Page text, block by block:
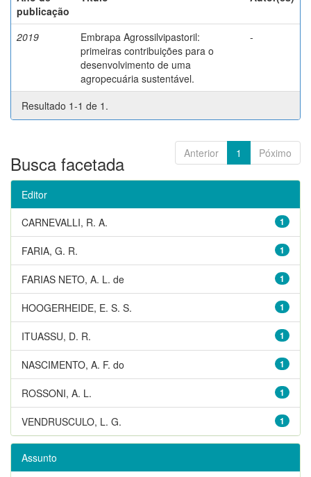
publicação
2019
Embrapa Agrossilvipastoril:
primeiras contribuições para o
desenvolvimento de uma
agropecuária sustentável.
-
Resultado 1-1 de 1.
Anterior 1 Póximo
Busca facetada
Editor
1
CARNEVALLI, R. A.
1
FARIA, G. R.
1
FARIAS NETO, A. L. de
1
HOOGERHEIDE, E. S. S.
1
ITUASSU, D. R.
1
NASCIMENTO, A. F. do
1
ROSSONI, A. L.
1
VENDRUSCULO, L. G.
Assunto